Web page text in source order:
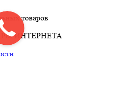
товаров
ИНТЕРНЕТА